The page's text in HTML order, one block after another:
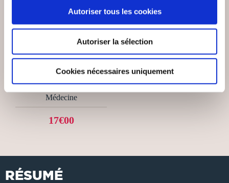
Autoriser tous les cookies
Autoriser la sélection
Cookies nécessaires uniquement
(0 avis)
alexandre jauliac
INTERLIGNES
Médecine
17€00
RÉSUMÉ